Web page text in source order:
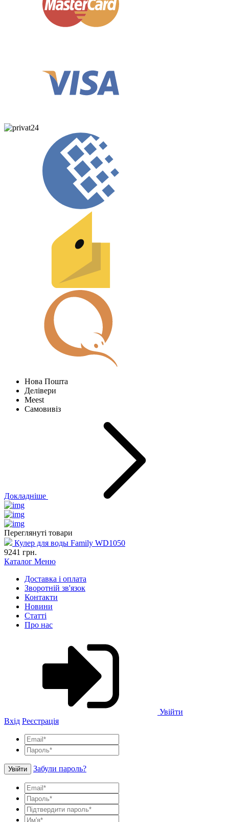
Нова Пошта
Делівери
Meest
Самовивіз
Докладніше
Переглянуті товари
Кулер для воды Family WD1050
9241 грн.
Каталог Меню
Доставка і оплата
Зворотній зв'язок
Контакти
Новини
Статті
Про нас
Увійти
Вхід Реєстрація
Увійти Забули пароль?